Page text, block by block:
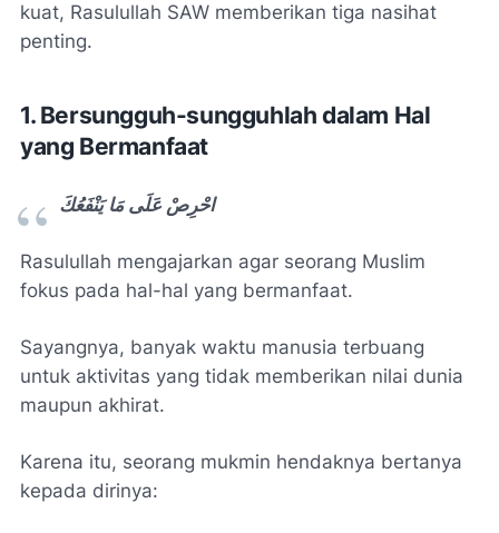
kuat, Rasulullah SAW memberikan tiga nasihat
penting.
1. Bersungguh-sungguhlah dalam Hal
yang Bermanfaat
احْرِصْ عَلَى مَا يَنْفَعُكَ
Rasulullah mengajarkan agar seorang Muslim
fokus pada hal-hal yang bermanfaat.
Sayangnya, banyak waktu manusia terbuang
untuk aktivitas yang tidak memberikan nilai dunia
maupun akhirat.
Karena itu, seorang mukmin hendaknya bertanya
kepada dirinya: